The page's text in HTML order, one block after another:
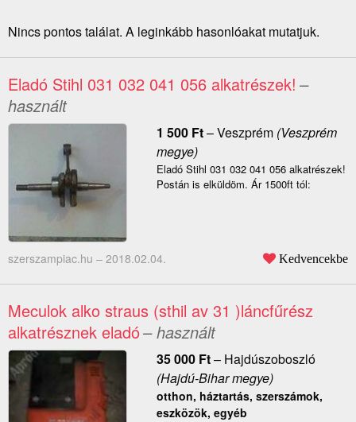
Nincs pontos találat. A leginkább hasonlóakat mutatjuk.
Eladó Stihl 031 032 041 056 alkatrészek! –
használt
1 500 Ft–Veszprém(Veszprém
megye)
Eladó Stihl 031 032 041 056 alkatrészek!
Postán is elküldöm. Ár 1500ft tól:
szerszampiac.hu – 2018.02.04. Kedvencekbe
Meculok alko straus (sthil av 31 )láncfűrész
alkatrésznek eladó– használt
35 000 Ft– Hajdúszoboszló
(Hajdú-Bihar megye)
otthon, háztartás, szerszámok,
eszközök, egyéb